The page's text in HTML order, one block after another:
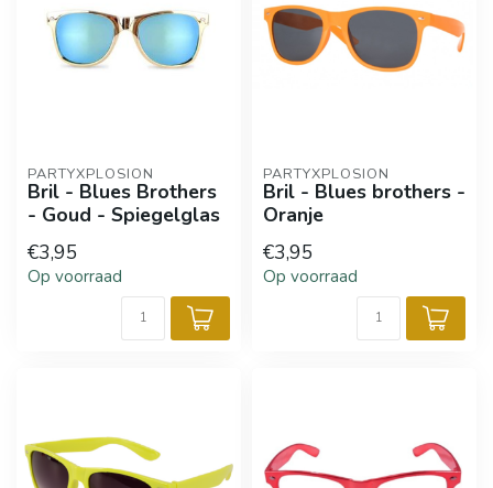
PARTYXPLOSION
Bril - Blues Brothers
- Goud - Spiegelglas
€3,95
Op voorraad
PARTYXPLOSION
Bril - Blues brothers -
Oranje
€3,95
Op voorraad